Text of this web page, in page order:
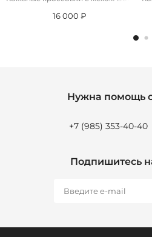
16 000 ₽
Нужна помощь
+7 (985) 353-40-40
Подпишитесь